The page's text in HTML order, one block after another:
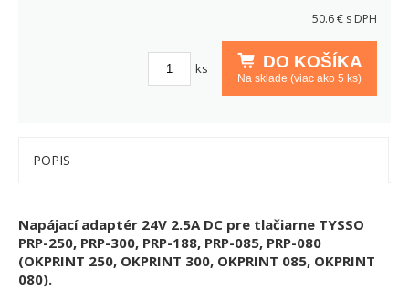
50.6€ s DPH
DO KOŠÍKA
Na sklade (viac ako 5 ks)
ks
POPIS
Napájací adaptér 24V 2.5A DC pre tlačiarne TYSSO
PRP-250, PRP-300, PRP-188, PRP-085, PRP-080
(OKPRINT 250, OKPRINT 300, OKPRINT 085, OKPRINT
080).